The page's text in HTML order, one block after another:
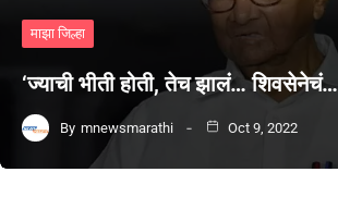
माझा जिल्हा
‘ज्याची भीती होती, तेच झालं… शिवसेनेचं…
By mnewsmarathi Oct 9, 2022